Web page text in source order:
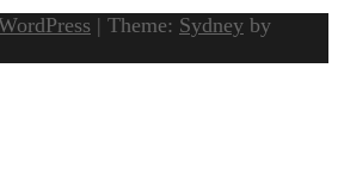
| Theme: Sydney by